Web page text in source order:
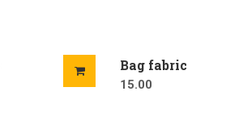
Bag fabric
15.00